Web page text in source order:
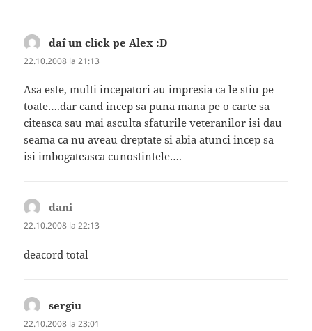
da`i un click pe Alex :D
22.10.2008 la 21:13
Asa este, multi incepatori au impresia ca le stiu pe
toate….dar cand incep sa puna mana pe o carte sa
citeasca sau mai asculta sfaturile veteranilor isi dau
seama ca nu aveau dreptate si abia atunci incep sa
isi imbogateasca cunostintele….
dani
22.10.2008 la 22:13
deacord total
sergiu
22.10.2008 la 23:01